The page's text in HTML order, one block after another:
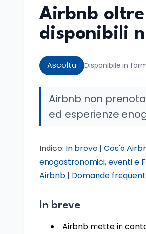
Airbnb
disponibili
Ascolta Disponibile in
Airbnb non
ed esperienze
Indice: In breve | Cos'è
enogastronomici, eventi e
Airbnb | Domande
In breve
Airbnb mette in